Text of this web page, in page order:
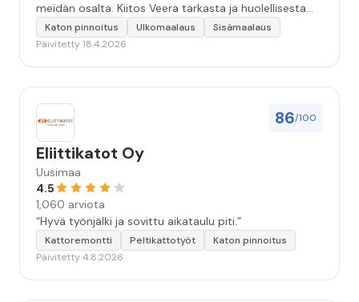
meidän osalta. Kiitos Veera tarkasta ja huolellisesta
työstä, sekä ystävällisestä palvelusta!”
Katon pinnoitus Ulkomaalaus
Sisämaalaus
Päivitetty 18.4.2026
86/100
Eliittikatot Oy
Uusimaa
4.5
1,060 arviota
“Hyvä työnjälki ja sovittu aikataulu piti.”
Kattoremontti Peltikattotyöt
Katon pinnoitus
Päivitetty 4.8.2026